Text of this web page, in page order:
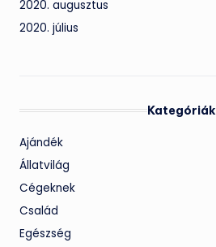
2020. augusztus
2020. július
Kategóriák
Ajándék
Állatvilág
Cégeknek
Család
Egészség